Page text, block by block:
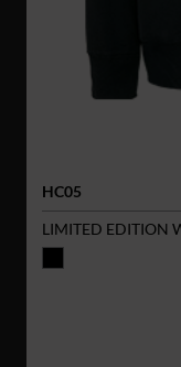
HC05
LIMITED EDITION